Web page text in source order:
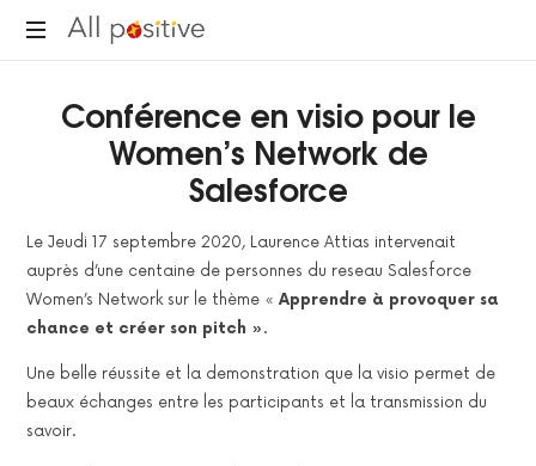
All
pour
se
réinventer."
Conférence en visio pour le
Women’s Network de
Salesforce
Le Jeudi 17 septembre 2020, Laurence Attias intervenait
auprès d’une centaine de personnes du reseau Salesforce
Women’s Network sur le thème «Apprendre à provoquer sa
chance et créer son pitch ».
Une belle réussite et la demonstration que la visio permet de
beaux échanges entre les participants et la transmission du
savoir.